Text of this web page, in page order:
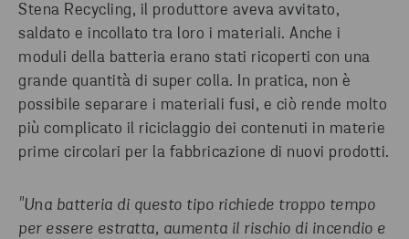
Stena Recycling, il produttore aveva avvitato,
saldato e incollato tra loro i materiali. Anche i
moduli della batteria erano stati ricoperti con una
grande quantità di super colla. In pratica, non è
possibile separare i materiali fusi, e ciò rende molto
più complicato il riciclaggio dei contenuti in materie
prime circolari per la fabbricazione di nuovi prodotti.
"Una batteria di questo tipo richiede troppo tempo
per essere estratta, aumenta il rischio di incendio e